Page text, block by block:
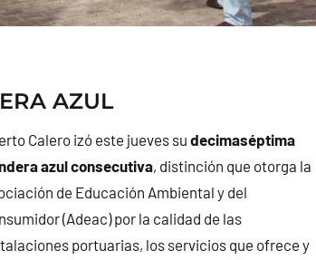
AZUL
Calero izó este jueves su decimaséptima
azul consecutiva, distinción que otorga la
de Educación Ambiental y del
(Adeac) por la calidad de las
portuarias, los servicios que ofrece y